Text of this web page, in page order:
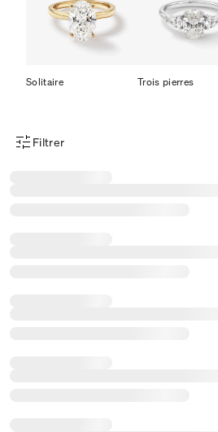
Solitaire Trois pierres
Menu des filtres d'articles
Filtrer